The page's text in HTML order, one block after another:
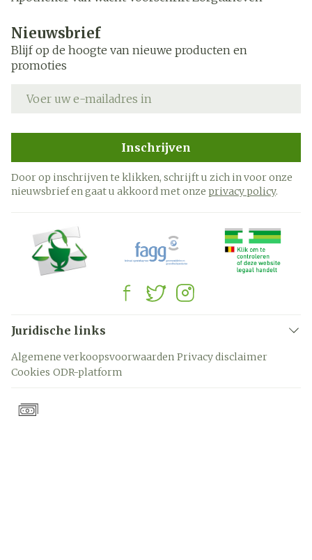
Nieuwsbrief
Blijf op de hoogte van nieuwe producten en
promoties
Inschrijven
Door op inschrijven te klikken, schrijft u zich in voor onze
nieuwsbrief en gaat u akkoord met onze privacy policy.
Juridische links
Algemene verkoopsvoorwaarden Privacy disclaimer
Cookies ODR-platform